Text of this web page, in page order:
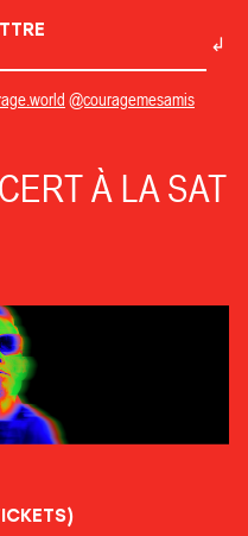
@couragemesamis
À LA SAT